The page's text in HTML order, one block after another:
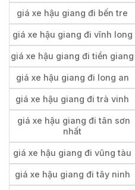
giá xe hậu giang đi bến tre
giá xe hậu giang đi vĩnh long
giá xe hậu giang đi tiền giang
giá xe hậu giang đi long an
giá xe hậu giang đi trà vinh
giá xe hậu giang đi tân sơn
nhất
giá xe hậu giang đi vũng tàu
giá xe hậu giang đi tây ninh